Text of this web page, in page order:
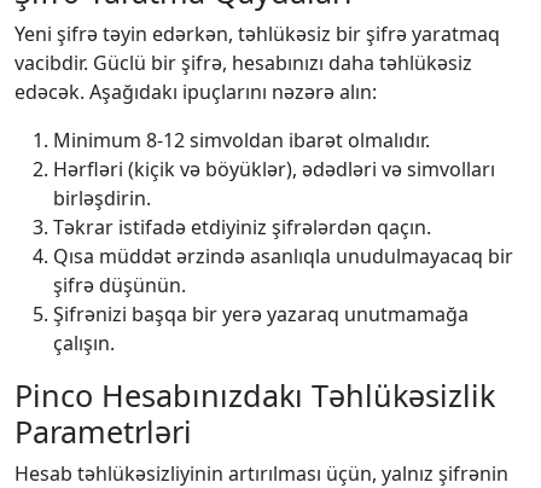
Yeni şifrə təyin edərkən, təhlükəsiz bir şifrə yaratmaq
vacibdir. Güclü bir şifrə, hesabınızı daha təhlükəsiz
edəcək. Aşağıdakı ipuçlarını nəzərə alın:
Minimum 8-12 simvoldan ibarət olmalıdır.
Hərfləri (kiçik və böyüklər), ədədləri və simvolları
birləşdirin.
Təkrar istifadə etdiyiniz şifrələrdən qaçın.
Qısa müddət ərzində asanlıqla unudulmayacaq bir
şifrə düşünün.
Şifrənizi başqa bir yerə yazaraq unutmamağa
çalışın.
Pinco Hesabınızdakı Təhlükəsizlik
Parametrləri
Hesab təhlükəsizliyinin artırılması üçün, yalnız şifrənin